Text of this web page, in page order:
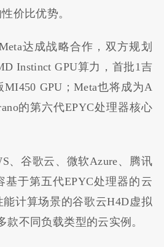
价比优势。
达成战略合作，双方规划
Instinct GPU算力，首批1吉
GPU；Meta也将成为A
的第六代EPYC处理器核心
、谷歌云、微软Azure、腾讯
基于第五代EPYC处理器的云
计算场景的谷歌云H4D虚拟
款不同负载类型的云实例。